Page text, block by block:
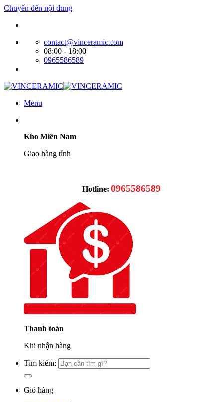
Chuyển đến nội dung
contact@vinceramic.com
08:00 - 18:00
0965586589
Menu
Kho Miền Nam
Giao hàng tỉnh
Hotline: 0965586589
Thanh toán
Khi nhận hàng
Tìm kiếm:
Giỏ hàng